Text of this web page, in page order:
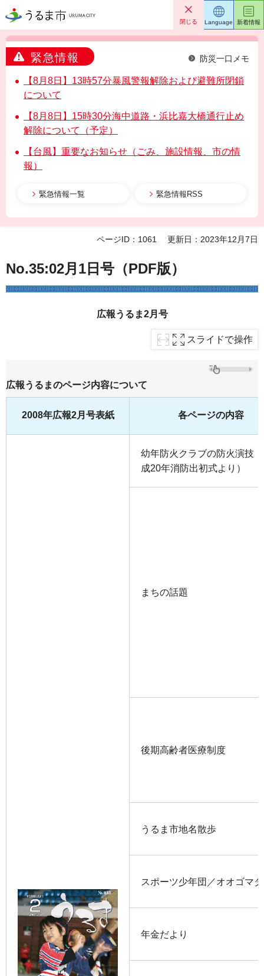
うるま市 閉じる
緊急情報 防災一口メモ
【8月8日】13時57分暴風警報解除および避難所閉鎖
について
【8月8日】15時30分海中道路・浜比嘉大橋通行止め
解除について（予定）
【台風】重要なお知らせ（ごみ、施設情報、市の情
報）
緊急情報一覧 緊急情報RSS
Language 新着情報
ページID：1061 更新日：2023年12月7日
No.35:02月1日号（PDF版）
広報うるま2月号
スライドで操作
広報うるまのページ内容について
2008年広報2月号表紙 各ページの内容
幼年防火クラブの防火演技
成20年消防出初式より）
まちの話題
後期高齢者医療制度
うるま市地名散歩
スポーツ少年団／オオゴマ
年金だより